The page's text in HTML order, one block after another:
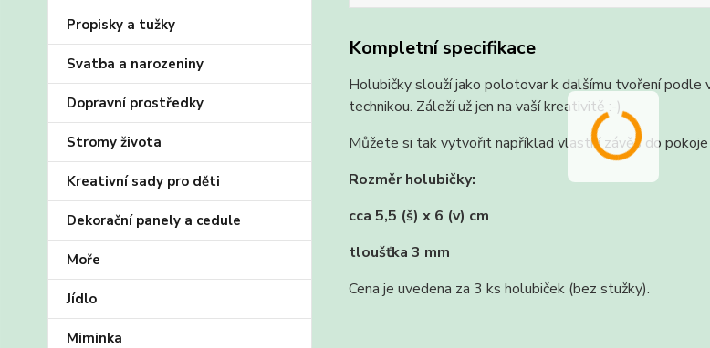
Propisky a tužky
Svatba a narozeniny
Dopravní prostředky
Stromy života
Kreativní sady pro děti
Dekorační panely a cedule
Moře
Jídlo
Miminka
Kompletní specifikace
Holubičky slouží jako polotovar k dalšímu tvoření
technikou. Záleží už jen na vaší kreativitě :-)
Můžete si tak vytvořit například vlastní závěs do pokoje
Rozměr holubičky:
cca 5,5 (š) x 6 (v) cm
tloušťka 3 mm
Cena je uvedena za 3 ks holubiček (bez stužky).